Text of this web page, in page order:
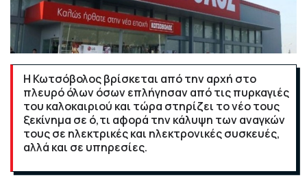
Η Κωτσόβολος βρίσκεται από την αρχή στο
πλευρό όλων όσων επλήγησαν από τις πυρκαγιές
του καλοκαιριού και τώρα στηρίζει το νέο τους
ξεκίνημα σε ό,τι αφορά την κάλυψη των αναγκών
τους σε ηλεκτρικές και ηλεκτρονικές συσκευές,
αλλά και σε υπηρεσίες.